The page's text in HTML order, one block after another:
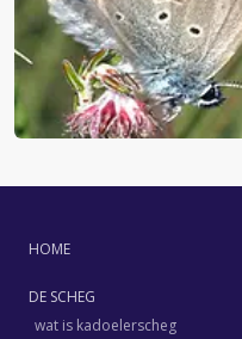
HOME
DE SCHEG
wat is kadoelerscheg